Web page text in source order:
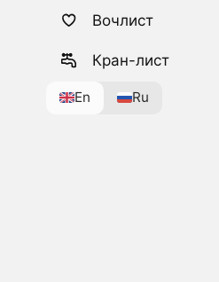
Вочлист
Кран-лист
En Ru